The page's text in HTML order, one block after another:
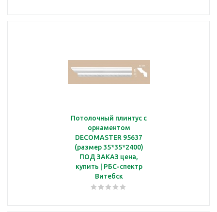
Потолочный плинтус с
орнаментом
DECOMASTER 95637
(размер 35*35*2400)
ПОД ЗАКАЗ цена,
купить | РБС-спектр
Витебск